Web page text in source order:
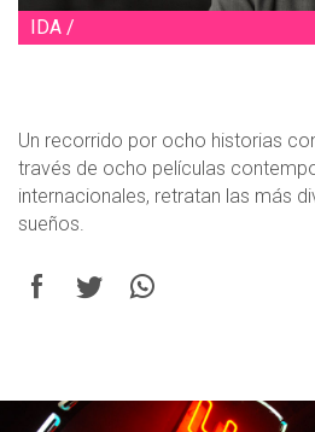
IDA /
Un recorrido por ocho historias
través de ocho películas
internacionales, retratan las más
sueños.